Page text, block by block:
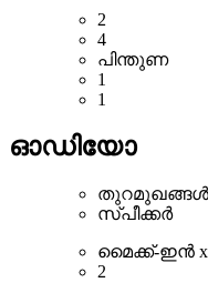
2
4
പിന്തുണ
1
1
ഓഡിയോ
തുറമുഖങ്ങൾ
സ്പീക്കർ
മൈക്ക്-ഇൻ
2